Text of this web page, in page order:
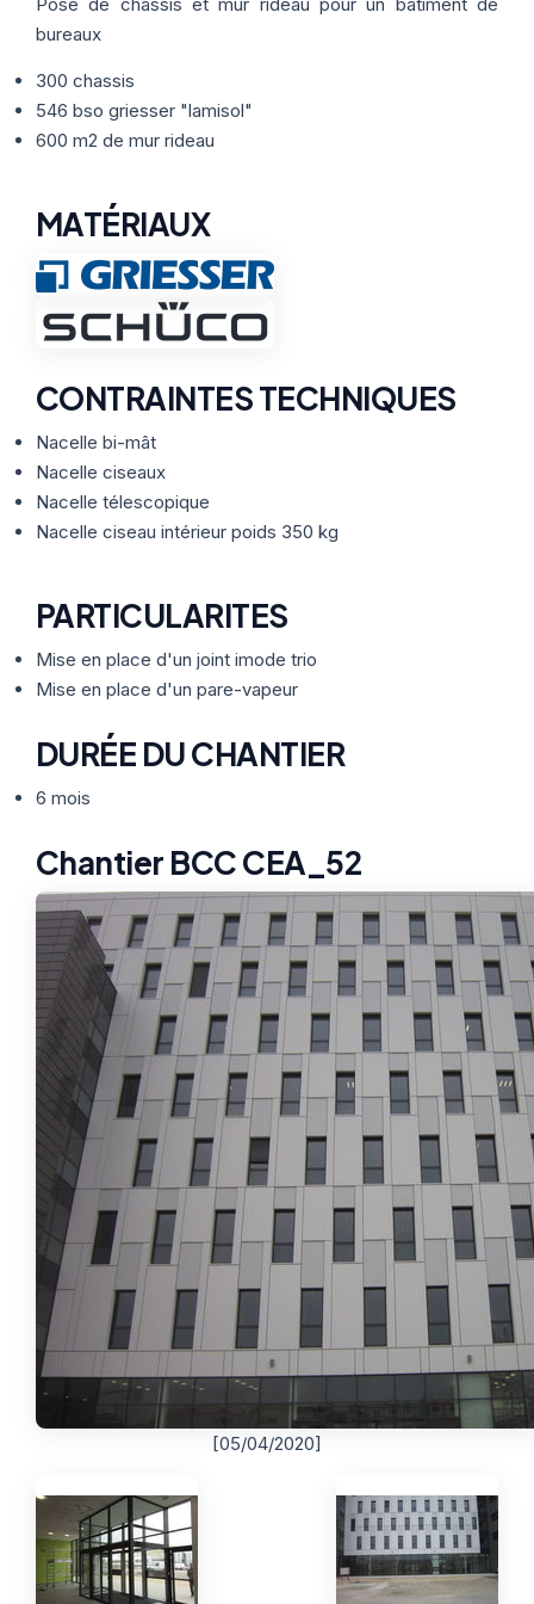
Nos Formules ACTUALITÉS
CONTACT
bureaux
300 chassis
546 bso griesser "lamisol"
600 m2 de mur rideau
MATÉRIAUX
CONTRAINTES TECHNIQUES
Nacelle bi-mât
Nacelle ciseaux
Nacelle télescopique
Nacelle ciseau intérieur poids 350 kg
PARTICULARITES
Mise en place d'un joint imode trio
Mise en place d'un pare-vapeur
DURÉE DU CHANTIER
6 mois
Chantier BCC CEA_52
[05/04/2020]